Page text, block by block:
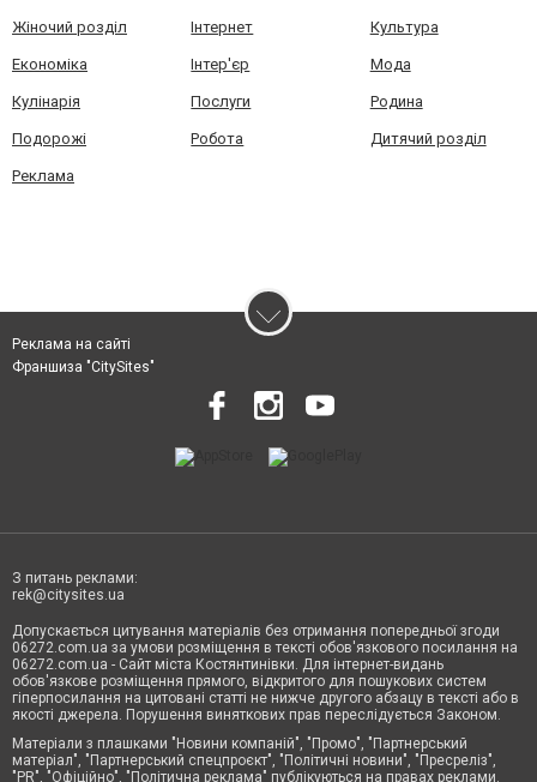
Жіночий розділ Інтернет Культура
Економіка Інтер'єр Мода
Кулінарія Послуги Родина
Подорожі Робота Дитячий розділ
Реклама
Реклама на сайті
Франшиза "CitySites"
З питань реклами:
rek@citysites.ua
Допускається цитування матеріалів без отримання попередньої згоди
06272.com.ua за умови розміщення в тексті обов'язкового посилання на
06272.com.ua - Сайт міста Костянтинівки. Для інтернет-видань
обов'язкове розміщення прямого, відкритого для пошукових систем
гіперпосилання на цитовані статті не нижче другого абзацу в тексті або в
якості джерела. Порушення виняткових прав переслідується Законом.
Матеріали з плашками "Новини компаній", "Промо", "Партнерський
матеріал", "Партнерський спецпроєкт", "Політичні новини", "Пресреліз",
"PR", "Офіційно", "Політична реклама" публікуються на правах реклами.